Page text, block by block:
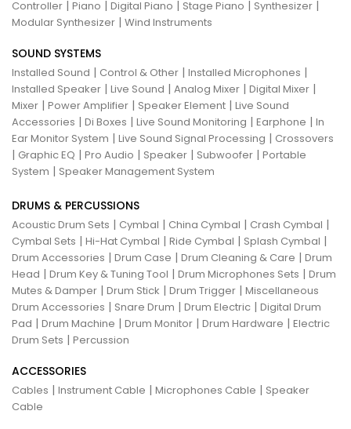
Controller | Piano | Digital Piano | Stage Piano | Synthesizer |
Modular Synthesizer | Wind Instruments
SOUND SYSTEMS
Installed Sound | Control & Other | Installed Microphones |
Installed Speaker | Live Sound | Analog Mixer | Digital Mixer |
Mixer | Power Amplifier | Speaker Element | Live Sound
Accessories | Di Boxes | Live Sound Monitoring | Earphone | In
Ear Monitor System | Live Sound Signal Processing | Crossovers
| Graphic EQ | Pro Audio | Speaker | Subwoofer | Portable
System | Speaker Management System
DRUMS & PERCUSSIONS
Acoustic Drum Sets | Cymbal | China Cymbal | Crash Cymbal |
Cymbal Sets | Hi-Hat Cymbal | Ride Cymbal | Splash Cymbal |
Drum Accessories | Drum Case | Drum Cleaning & Care | Drum
Head | Drum Key & Tuning Tool | Drum Microphones Sets | Drum
Mutes & Damper | Drum Stick | Drum Trigger | Miscellaneous
Drum Accessories | Snare Drum | Drum Electric | Digital Drum
Pad | Drum Machine | Drum Monitor | Drum Hardware | Electric
Drum Sets | Percussion
ACCESSORIES
Cables | Instrument Cable | Microphones Cable | Speaker
Cable